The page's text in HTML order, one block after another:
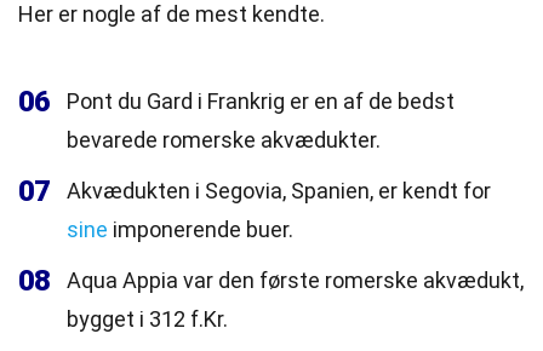
Her er nogle af de mest kendte.
06
Pont du Gard i Frankrig er en af de bedst
bevarede romerske akvædukter.
07
Akvædukten i Segovia, Spanien, er kendt for
sine imponerende buer.
08
Aqua Appia var den første romerske akvædukt,
bygget i 312 f.Kr.